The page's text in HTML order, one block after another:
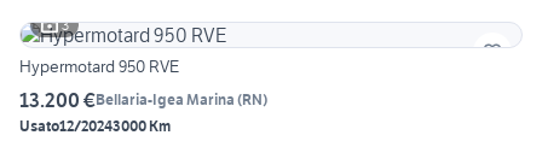
3
Hypermotard 950 RVE
13.200 €Bellaria-Igea Marina (RN)
Usato12/20243000 Km